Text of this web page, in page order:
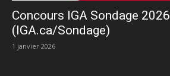
Concours IGA Sondage 2026
(IGA.ca/Sondage)
1 janvier 2026